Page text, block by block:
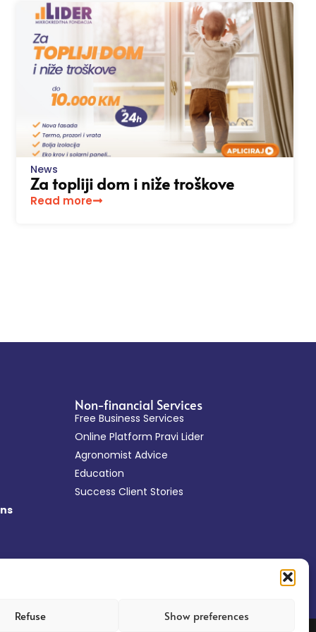
Refuse Show preferences
News
Za topliji dom i niže troškove
Read more
Non-financial Services
Free Business Services
Online Platform Pravi Lider
Agronomist Advice
Education
Success Client Stories